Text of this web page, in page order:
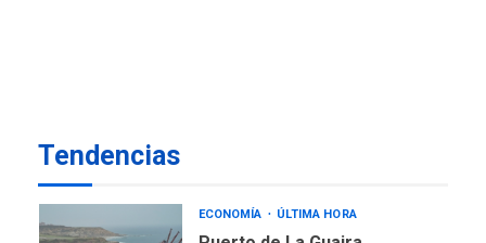
Tendencias
1
ECONOMÍA ÚLTIMA HORA